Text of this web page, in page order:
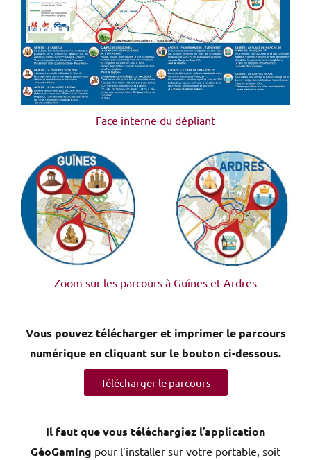
Face interne du dépliant
Zoom sur les parcours à Guînes et Ardres
Vous pouvez télécharger et imprimer le parcours
numérique en cliquant sur le bouton ci-dessous.
Télécharger le parcours
Il faut que vous téléchargiez l’application
GéoGaming pour l’installer sur votre portable, soit